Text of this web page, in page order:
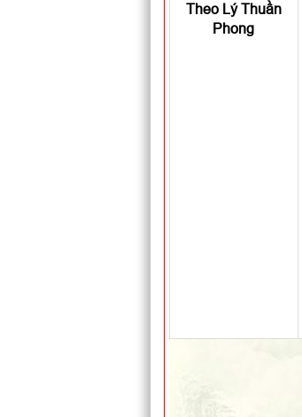
Theo Lý Thuần
Phong